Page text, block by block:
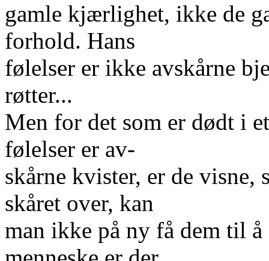
gamle kjærlighet, ikke de
forhold. Hans
følelser er ikke avskårne
røtter...
Men for det som er dødt i
følelser er av-
skårne kvister, er de visne,
skåret over, kan
man ikke på ny få dem til